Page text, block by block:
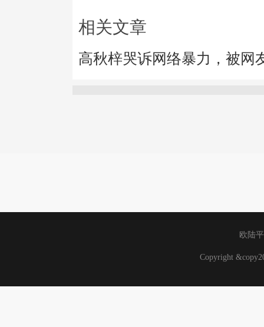
相关文章
高秋梓哭诉网络暴力，被网
欧陆
Copyright